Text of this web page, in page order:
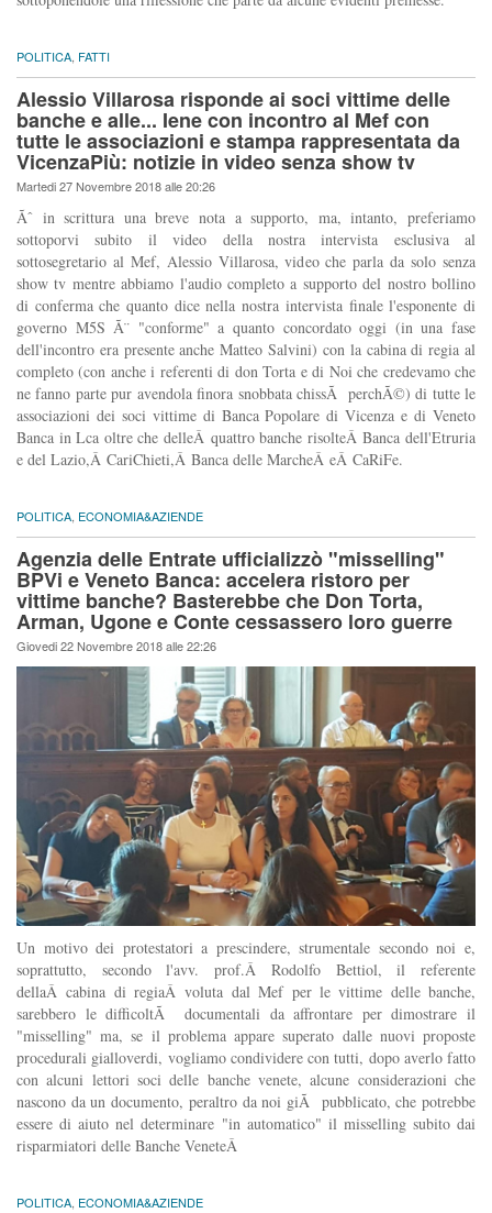
POLITICA, FATTI
Alessio Villarosa risponde ai soci vittime delle
banche e alle... Iene con incontro al Mef con
tutte le associazioni e stampa rappresentata da
VicenzaPiù: notizie in video senza show tv
Martedi 27 Novembre 2018 alle 20:26
Ãˆ in scrittura una breve nota a supporto, ma, intanto, preferiamo
sottoporvi subito il video della nostra intervista esclusiva al
sottosegretario al Mef, Alessio Villarosa, video che parla da solo senza
show tv mentre abbiamo l'audio completo a supporto del nostro bollino
di conferma che quanto dice nella nostra intervista finale l'esponente di
governo M5S Ã¨ "conforme" a quanto concordato oggi (in una fase
dell'incontro era presente anche Matteo Salvini) con la cabina di regia al
completo (con anche i referenti di don Torta e di Noi che credevamo che
ne fanno parte pur avendola finora snobbata chissÃ perchÃ©) di tutte le
associazioni dei soci vittime di Banca Popolare di Vicenza e di Veneto
Banca in Lca oltre che delleÂ quattro banche risolteÂ Banca dell'Etruria
e del Lazio,Â CariChieti,Â Banca delle MarcheÂ eÂ CaRiFe.
POLITICA, ECONOMIA&AZIENDE
Agenzia delle Entrate ufficializzò "misselling"
BPVi e Veneto Banca: accelera ristoro per
vittime banche? Basterebbe che Don Torta,
Arman, Ugone e Conte cessassero loro guerre
Giovedi 22 Novembre 2018 alle 22:26
Un motivo dei protestatori a prescindere, strumentale secondo noi e,
soprattutto, secondo l'avv. prof.Â Rodolfo Bettiol, il referente
dellaÂ cabina di regiaÂ voluta dal Mef per le vittime delle banche,
sarebbero le difficoltÃ documentali da affrontare per dimostrare il
"misselling" ma, se il problema appare superato dalle nuovi proposte
procedurali gialloverdi, vogliamo condividere con tutti, dopo averlo fatto
con alcuni lettori soci delle banche venete, alcune considerazioni che
nascono da un documento, peraltro da noi giÃ pubblicato, che potrebbe
essere di aiuto nel determinare "in automatico" il misselling subito dai
risparmiatori delle Banche VeneteÂ
POLITICA, ECONOMIA&AZIENDE